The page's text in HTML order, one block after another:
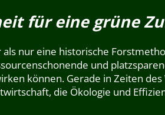
für eine grüne
als nur eine historische
und
können. Gerade in Zeiten
die Ökologie und